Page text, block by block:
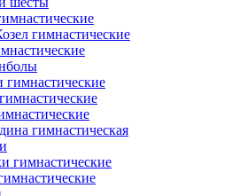
гимнастические
гимнастическая
гимнастические